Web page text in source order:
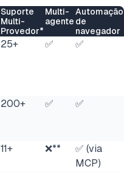
Suporte
Multi-
Provedor*
Multi-
agente
Automação
de
navegador
25+ ✅ ✅
200+ ✅ ✅
11+ ❌**
✅ (via
MCP)